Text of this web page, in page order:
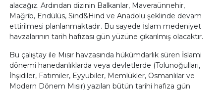
alacağız. Ardından dizinin Balkanlar, Maveraünnehir,
Mağrib, Endülüs, Sind&Hind ve Anadolu şeklinde devam
ettirilmesi planlanmaktadır. Bu sayede İslam medeniyet
havzalarının tarih hafızası gün yüzüne çıkarılmış olacaktır.
Bu çalıştay ile Mısır havzasında hükümdarlık süren İslami
dönemi hanedanlıklarda veya devletlerde (Tolunoğulları,
İhşidiler, Fatımiler, Eyyubiler, Memlükler, Osmanlılar ve
Modern Dönem Mısır) yazılan bütün tarihi hafıza gün